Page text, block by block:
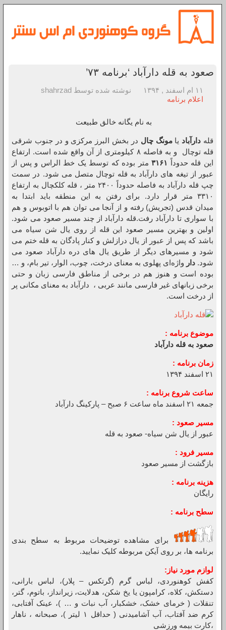
صعود به قله دارآباد ‘برنامه ۷۳’
۱۱ ام اسفند , ۱۳۹۴
نوشته شده توسط shahrzad
اعلام برنامه
به نام یگانه خالق طبیعت
قله دارآباد یامونگ چال در بخش البرز مرکزی و در جنوب شرقی
قله توچال و به فاصله ۸ کیلومتری از آن واقع شده است. ارتفاع
این قله حدوداً ۳۱۶۱متر بوده که توسط یک خط الراس و پس از
عبور از تیغه های دارآباد به قله توچال متصل می شود. در سمت
چپ قله دارآباد به فاصله حدوداً ۲۴۰۰ متر ، قله کلکچال به ارتفاع
۳۳۱۰ متر قرار دارد. برای رفتن به این منطقه باید ابتدا به
میدان قدس (تجریش) رفته و از آنجا می توان هم با اتوبوس و هم
با سواری تا دارآباد رفت.قله دارآباد از چند مسیر صعود می شود.
اولین و بهترین مسیر صعود این قله از روی یال شن سیاه می
باشد که پس از عبور از یال درازلش و کنار پادگان به قله ختم می
شود و مسیرهای دیگر از طریق یال های دره دارآباد صعود می
شود.دار واژه‌ای پهلوی به معنای درخت، چوب، الوار، تیر بام، و …
بوده است و هنوز هم در برخی از مناطق فارسی زبان و حتی
برخی زبانهای غیر فارسی مانند عربی ، دارآباد به معنای مکانی پر
از درخت است.
موضوع برنامه :
صعود به قله دارآباد
زمان برنامه :
۲۱ اسفند ۱۳۹۴
ساعت شروع برنامه :
جمعه ۲۱ اسفند ماه ساعت ۶ صبح – پارکینگ دارآباد
مسیر صعود :
عبور از یال شن سیاه- صعود به قله
مسیر فرود :
بازگشت از مسیر صعود
هزینه برنامه :
رایگان
سطح برنامه :
برای مشاهده توضیحات مربوط به سطح بندی
برنامه ها، بر روی آیکن مربوطه کلیک نمایید.
لوازم مورد نیاز:
کفش کوهنوردی، لباس گرم (گرتکس – پلار)، لباس بارانی،
دستکش، کلاه، کرامپون یا یخ شکن، هدلایت، زیرانداز، باتوم، گتر،
تنقلات ( خرمای خشک، خشکبار، آب نبات و … )، عینک آفتابی،
کرم ضد آفتاب، آب آشامیدنی ( حداقل ۱ لیتر )، صبحانه ، ناهار
،کارت بیمه ورزشی